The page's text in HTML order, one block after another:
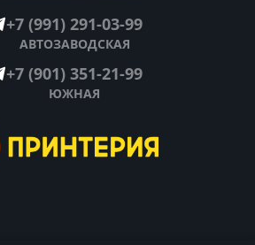
+7 (991) 291-03-99
АВТОЗАВОДСКАЯ
+7 (901) 351-21-99
ЮЖНАЯ